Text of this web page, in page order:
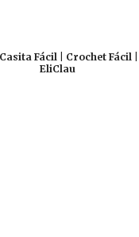
Fácil | Crochet Fácil |
EliClau